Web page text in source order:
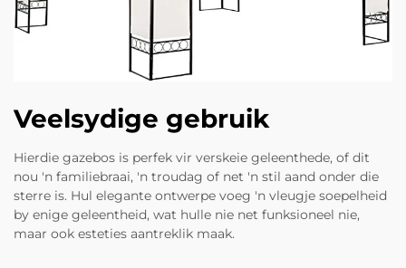
Veelsydige gebruik
Hierdie gazebos is perfek vir verskeie geleenthede, of dit
nou 'n familiebraai, 'n troudag of net 'n stil aand onder die
sterre is. Hul elegante ontwerpe voeg 'n vleugje soepelheid
by enige geleentheid, wat hulle nie net funksioneel nie,
maar ook esteties aantreklik maak.